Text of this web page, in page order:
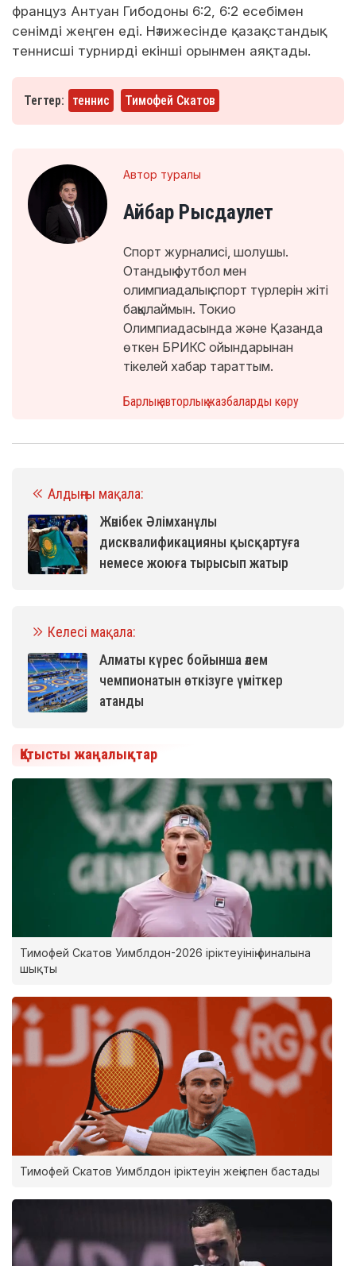
француз Антуан Гибодоны 6:2, 6:2 есебімен
сенімді жеңген еді. Нәтижесінде қазақстандық
теннисші турнирді екінші орынмен аяқтады.
Тегтер: теннис Тимофей Скатов
Автор туралы
Айбар Рысдаулет
Спорт журналисі, шолушы.
Отандық футбол мен
олимпиадалық спорт түрлерін жіті
бақылаймын. Токио
Олимпиадасында және Қазанда
өткен БРИКС ойындарынан
тікелей хабар тараттым.
Барлық авторлық жазбаларды көру
Алдыңғы мақала:
Жәнібек Әлімханұлы
дисквалификацияны қысқартуға
немесе жоюға тырысып жатыр
Келесі мақала:
Алматы күрес бойынша әлем
чемпионатын өткізуге үміткер
атанды
Қатысты жаңалықтар
Тимофей Скатов Уимблдон-2026 іріктеуінің финалына
шықты
Тимофей Скатов Уимблдон іріктеуін жеңіспен бастады